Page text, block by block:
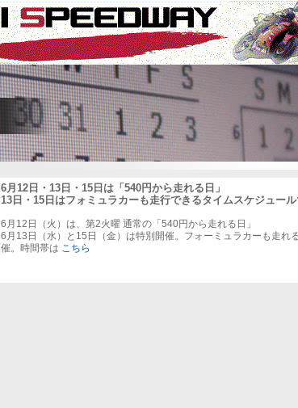
6月12日・13日・15日は「540円から走れる日」
13日・15日はフォミュラカーも走行できるタイムスケジュー
6月12日（火）は、第2火曜 通常の「540円から走れる日」
6月13日（水）と15日（金）は特別開催。フォーミュラカーも走れ
催。時間帯は こちら